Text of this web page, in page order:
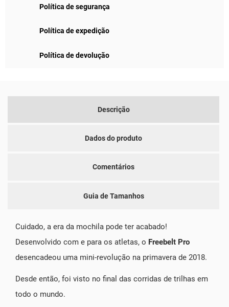
Política de segurança
Política de expedição
Política de devolução
Descrição
Dados do produto
Comentários
Guia de Tamanhos
Cuidado, a era da mochila pode ter acabado!
Desenvolvido com e para os atletas, o Freebelt Pro
desencadeou uma mini-revolução na primavera de 2018.
Desde então, foi visto no final das corridas de trilhas em
todo o mundo.